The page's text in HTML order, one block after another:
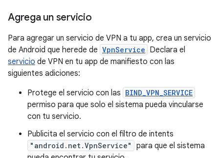
Agrega un servicio
Para agregar un servicio de VPN a tu app, crea un servicio
de Android que herede de VpnService Declara el
servicio de VPN en tu app de manifiesto con las
siguientes adiciones:
Protege el servicio con las BIND_VPN_SERVICE
permiso para que solo el sistema pueda vincularse
con tu servicio.
Publicita el servicio con el filtro de intents
"android.net.VpnService"
para que el sistema